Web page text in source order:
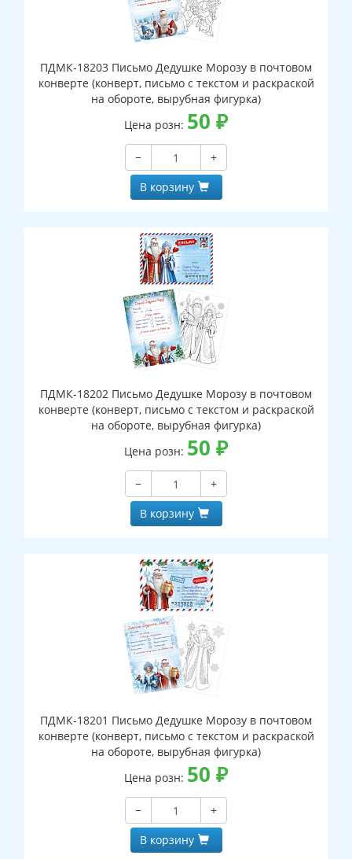
ПДМК-18203 Письмо Дедушке Морозу в почтовом
конверте (конверт, письмо с текстом и раскраской
на обороте, вырубная фигурка)
Цена розн: 50 ₽
−
+
В корзину
ПДМК-18202 Письмо Дедушке Морозу в почтовом
конверте (конверт, письмо с текстом и раскраской
на обороте, вырубная фигурка)
Цена розн: 50 ₽
−
+
В корзину
ПДМК-18201 Письмо Дедушке Морозу в почтовом
конверте (конверт, письмо с текстом и раскраской
на обороте, вырубная фигурка)
Цена розн: 50 ₽
−
+
В корзину